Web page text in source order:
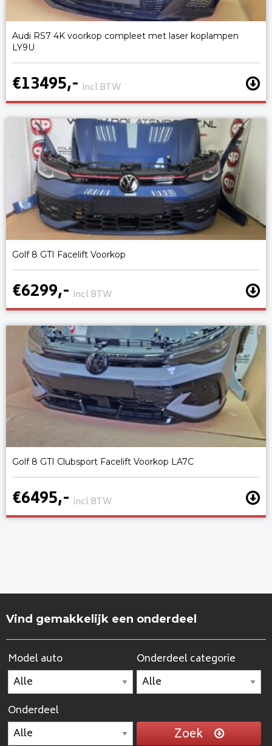
Audi RS7 4K voorkop compleet met laser koplampen
LY9U
€13495,- incl BTW
Golf 8 GTI Facelift Voorkop
€6299,- incl BTW
Golf 8 GTI Clubsport Facelift Voorkop LA7C
€6495,- incl BTW
Vind gemakkelijk een onderdeel
Model auto Onderdeel categorie
Onderdeel
Zoek